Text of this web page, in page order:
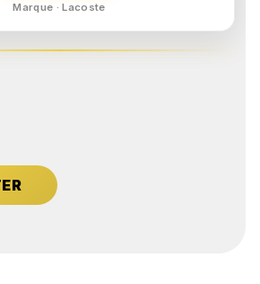
Marque · Lacoste